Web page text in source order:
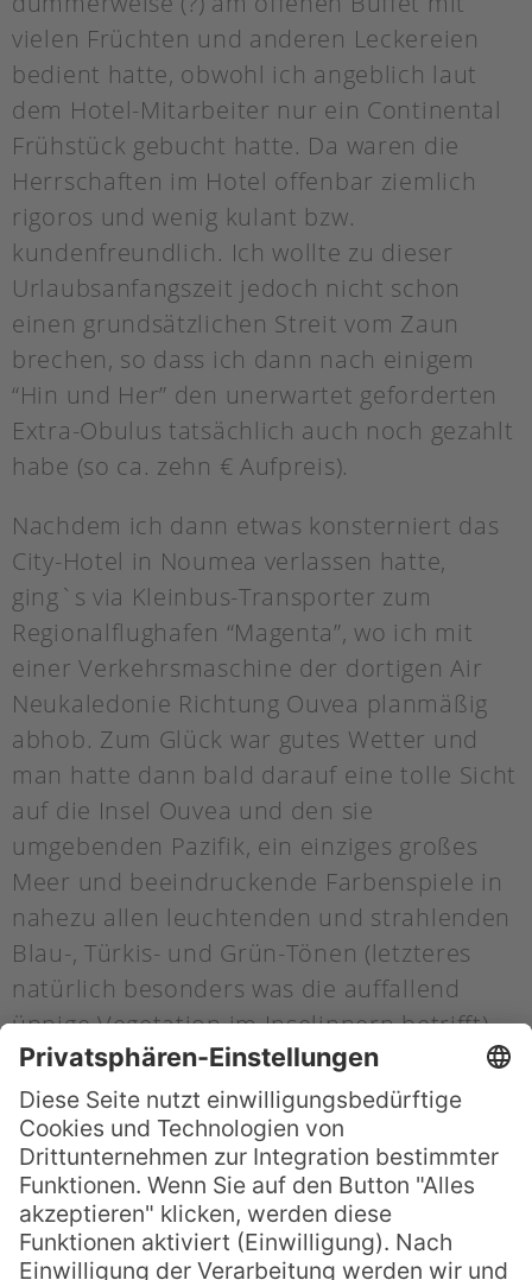
vielen Früchten und anderen Leckereien
bedient hatte, obwohl ich angeblich laut
dem Hotel-Mitarbeiter nur ein Continental
Frühstück gebucht hatte. Da waren die
Herrschaften im Hotel offenbar ziemlich
rigoros und wenig kulant bzw.
kundenfreundlich. Ich wollte zu dieser
Urlaubsanfangszeit jedoch nicht schon
einen grundsätzlichen Streit vom Zaun
brechen, so dass ich dann nach einigem
“Hin und Her” den unerwartet geforderten
Extra-Obulus tatsächlich auch noch gezahlt
habe (so ca. zehn € Aufpreis).
Nachdem ich dann etwas konsterniert das
City-Hotel in Noumea verlassen hatte,
ging`s via Kleinbus-Transporter zum
Regionalflughafen “Magenta”, wo ich mit
einer Verkehrsmaschine der dortigen Air
Neukaledonie Richtung Ouvea planmäßig
abhob. Zum Glück war gutes Wetter und
man hatte dann bald darauf eine tolle Sicht
auf die Insel Ouvea und den sie
umgebenden Pazifik, ein einziges großes
Meer und beeindruckende Farbenspiele in
nahezu allen leuchtenden und strahlenden
Blau-, Türkis- und Grün-Tönen (letzteres
natürlich besonders was die auffallend
üppige Vegetation im Inselinnern betrifft).
Leider musste ich dann bei meinem Resort
auf Ouvea feststellen, dass kaum einer der
Mitarbeiter bzw. Familienangehörigen dort
überhaupt (wenigstens etwas) Englisch
sprach und es somit, da ich
bedauerlicherweise selbst kein Franzözisch